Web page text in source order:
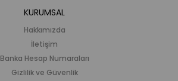
KURUMSAL
Hakkımızda
İletişim
Banka Hesap Numaraları
Gizlilik ve Güvenlik